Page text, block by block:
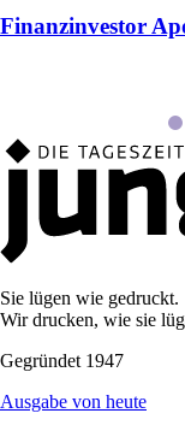
Finanzinvestor
Sie lügen wie gedruckt.
Wir drucken, wie sie
Gegründet 1947
Ausgabe von heute